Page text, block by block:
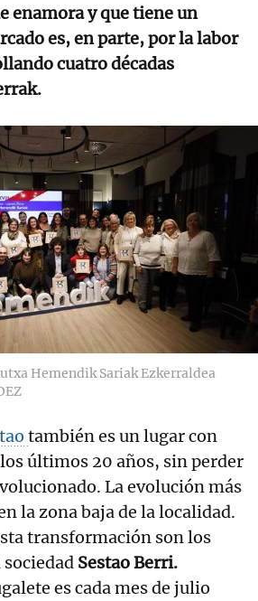
enamora y que tiene un
es, en parte, por la labor
cuatro décadas
Hemendik Sariak Ezkerraldea
también es un lugar con
últimos 20 años, sin perder
La evolución más
la zona baja de la localidad.
transformación son los
Sestao Berri.
es cada mes de julio